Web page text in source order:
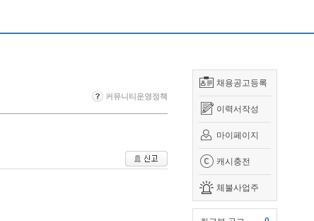
채용공고등록
이력서작성
마이페이지
캐시충전
체불사업주
커뮤니티운영정책